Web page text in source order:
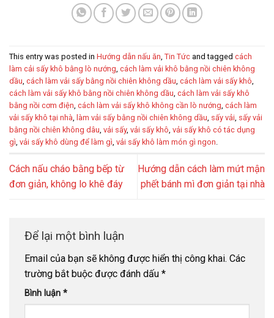
This entry was posted in Hướng dẫn nấu ăn Tin Tức and tagged cách
làm cải sấy khô bằng lò nướng cách làm vải khô bằng nồi chiên không
dầu cách làm vải sấy bằng nồi chiên không dầu cách làm vải sấy khô
cách làm vải sấy khô bằng nồi chiên không dầu cách làm vải sấy khô
bằng nồi cơm điện cách làm vải sấy khô không cần lò nướng cách làm
vải sấy khô tại nhà làm vải sấy bằng nồi chiên không dầu sấy vải sấy vải
bằng nồi chiên không dâu vải sấy, vải sấy khô vải sấy khô có tác dụng
gì vải sấy khô dùng để làm gì vải sấy khô làm món gì ngon
Cách nấu cháo bằng bếp từ
đơn giản, không lo khê đáy
Hướng dẫn cách làm mứt mận
phết bánh mì đơn giản tại nhà
Để lại một bình luận
Email của bạn sẽ không được hiển thị công khai. Các
trường bắt buộc được đánh dấu *
Bình luận *